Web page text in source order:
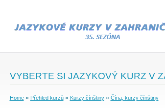
VYBERTE SI JAZYKOVÝ KURZ V
Home» Přehled kurzů» Kurzy čínštiny» Čína, kurzy čínštiny